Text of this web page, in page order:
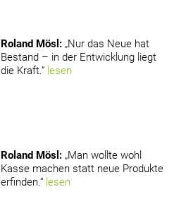
Roland Mösl : „Nur das Neue hat
Bestand – in der Entwicklung liegt
die Kraft.“ lesen
Roland Mösl : „Man wollte wohl
Kasse machen statt neue Produkte
erfinden.“ lesen